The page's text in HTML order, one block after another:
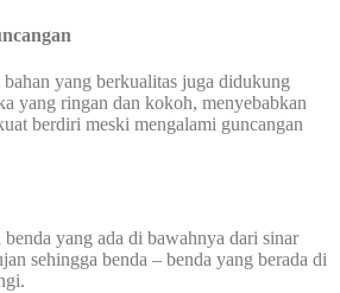
yang berkualitas juga didukung
yang ringan dan kokoh, menyebabkan
berdiri meski mengalami guncangan
yang ada di bawahnya dari sinar
sehingga benda – benda yang berada di